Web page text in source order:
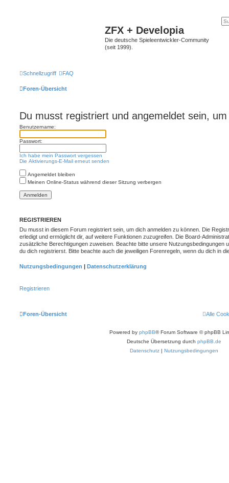
ZFX + Developia
Die deutsche Spieleentwickler-Community
(seit 1999).
Schnellzugriff FAQ
Foren-Übersicht
Du musst registriert und angemeldet sein,
Benutzername:
Passwort:
Ich habe mein Passwort vergessen
Die Aktivierungs-E-Mail erneut senden
Angemeldet bleiben
Meinen Online-Status während dieser Sitzung verbergen
REGISTRIEREN
Du musst in diesem Forum registriert sein, um dich anmelden zu können. Die
erledigt und ermöglicht dir, auf weitere Funktionen zuzugreifen. Die Board-
zusätzliche Berechtigungen zuweisen. Beachte bitte unsere Nutzungsbedingungen
du dich registrierst. Bitte beachte auch die jeweiligen Forenregeln, wenn du dich in
Nutzungsbedingungen | Datenschutzerklärung
Registrieren
Foren-Übersicht Alle
Powered by phpBB® Forum Software © phpBB
Deutsche Übersetzung durch phpBB.de
Datenschutz | Nutzungsbedingungen